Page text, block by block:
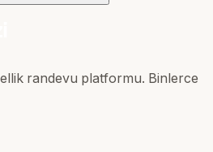
randevu platformu. Binlerce